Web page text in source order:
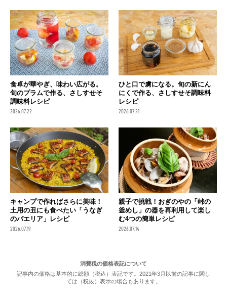
食卓が華やぎ、味わい広がる。
旬のプラムで作る、さしすせそ
調味料レシピ
2026.07.22
ひと口で虜になる。旬の新にん
にくで作る、さしすせそ調味料
レシピ
2026.07.21
キャンプで作ればさらに美味！
土用の丑にも食べたい「うなぎ
のパエリア」レシピ
2026.07.19
親子で挑戦！おぎのやの「峠の
釜めし」の器を再利用して楽し
む4つの簡単レシピ
2026.07.14
消費税の価格表記について
記事内の価格は基本的に総額（税込）表記です。2021年3月以前の記事に関し
ては（税抜）表示の場合もあります。